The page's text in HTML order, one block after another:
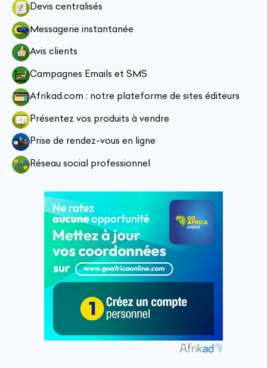
Devis centralisés
Messagerie instantanée
Avis clients
Campagnes Emails et SMS
Afrikad.com : notre plateforme de sites éditeurs
Présentez vos produits à vendre
Prise de rendez-vous en ligne
Réseau social professionnel